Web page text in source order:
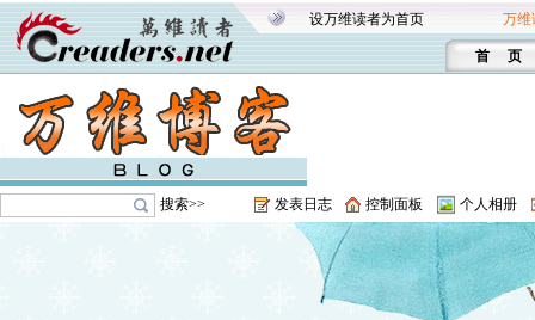
设万维读者为首页 万维
首 页
搜索>> 发表日志 控制面板 个人相册